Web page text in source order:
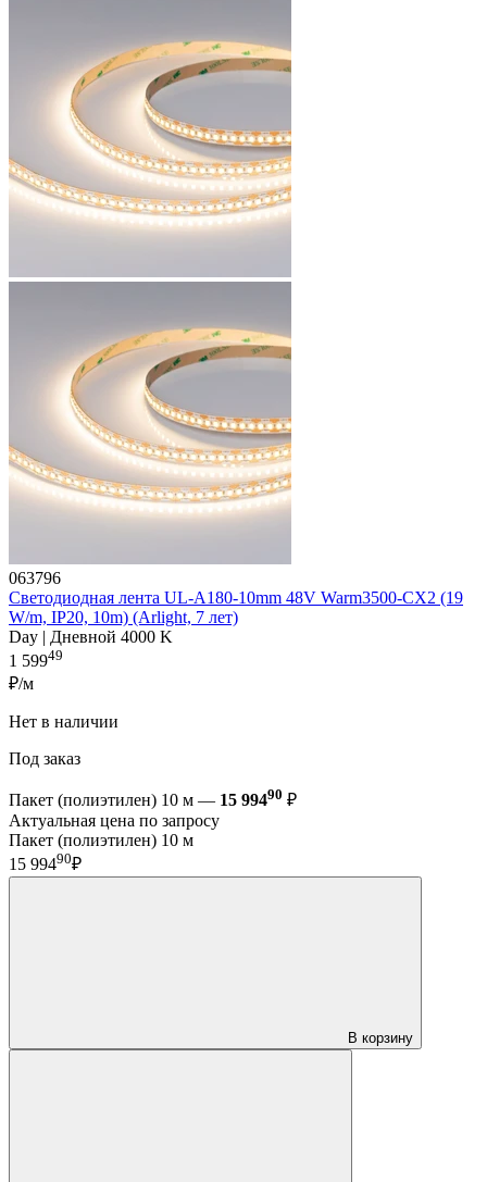
063796
Светодиодная лента UL-A180-10mm 48V Warm3500-CX2 (19
W/m, IP20, 10m) (Arlight, 7 лет)
Day | Дневной 4000 K
1 59949
₽/м
Нет в наличии
Под заказ
Пакет (полиэтилен) 10 м — 15 99490 ₽
Актуальная цена по запросу
Пакет (полиэтилен) 10 м
15 99490₽
В корзину